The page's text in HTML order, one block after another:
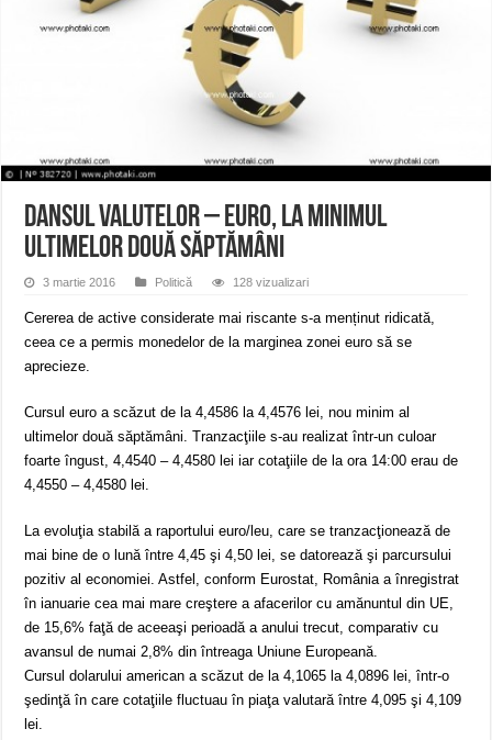
ANUNȚ OPRIRE APĂ în Reșița – avarie – 04.08.2026 – str. Văliugului și
ANUNŢ OPRIRE APĂ în CARANSEBEȘ – 04.08.2026 – avarie – Calea
Dansul valutelor – Euro, la minimul
ultimelor două săptămâni
3 martie 2016 Politică 128 vizualizari
Cererea de active considerate mai riscante s-a menținut ridicată,
ceea ce a permis monedelor de la marginea zonei euro să se
aprecieze.
Cursul euro a scăzut de la 4,4586 la 4,4576 lei, nou minim al
ultimelor două săptămâni. Tranzacţiile s-au realizat într-un culoar
foarte îngust, 4,4540 – 4,4580 lei iar cotaţiile de la ora 14:00 erau de
4,4550 – 4,4580 lei.
La evoluţia stabilă a raportului euro/leu, care se tranzacţionează de
mai bine de o lună între 4,45 şi 4,50 lei, se datorează şi parcursului
pozitiv al economiei. Astfel, conform Eurostat, România a înregistrat
în ianuarie cea mai mare creştere a afacerilor cu amănuntul din UE,
de 15,6% faţă de aceeaşi perioadă a anului trecut, comparativ cu
avansul de numai 2,8% din întreaga Uniune Europeană.
Cursul dolarului american a scăzut de la 4,1065 la 4,0896 lei, într-o
şedinţă în care cotaţiile fluctuau în piaţa valutară între 4,095 şi 4,109
lei.